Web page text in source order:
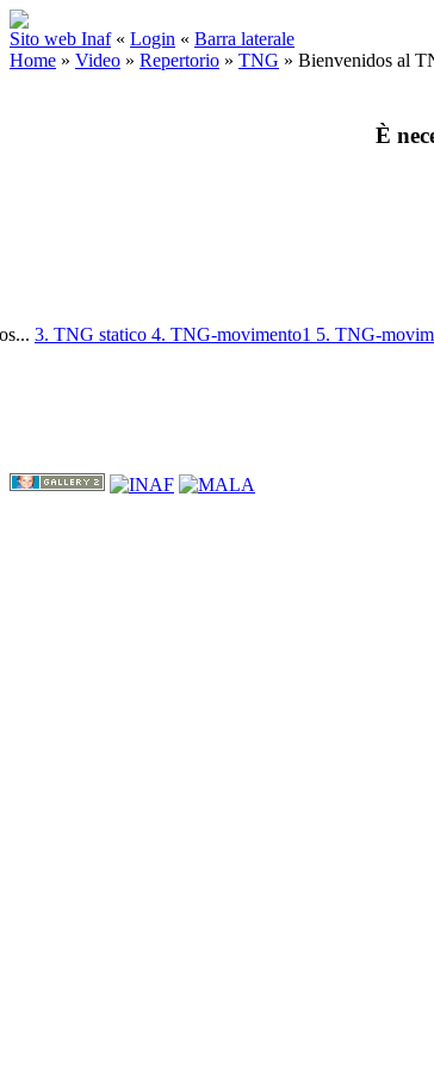
Sito web Inaf « Login « Barra laterale
Home » Video » Repertorio » TNG » Bienvenidos al
È
3. TNG statico 4. TNG-movimento1 5. TNG-